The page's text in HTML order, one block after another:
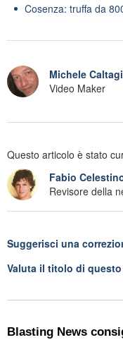
Cosenza: truffa da
Michele
Video Maker
Questo articolo è stato
Fabio
Revisore della
Suggerisci una
Valuta il titolo di
Blasting News